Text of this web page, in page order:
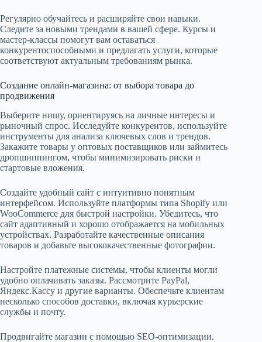
Регулярно обучайтесь и расширяйте свои навыки.
Следите за новыми трендами в вашей сфере. Курсы и
мастер-классы помогут вам оставаться
конкурентоспособными и предлагать услуги, которые
соответствуют актуальным требованиям рынка.
Создание онлайн-магазина: от выбора товара до
продвижения
Выберите нишу, ориентируясь на личные интересы и
рыночный спрос. Исследуйте конкурентов, используйте
инструменты для анализа ключевых слов и трендов.
Закажите товары у оптовых поставщиков или займитесь
дропшиппингом, чтобы минимизировать риски и
стартовые вложения.
Создайте удобный сайт с интуитивно понятным
интерфейсом. Используйте платформы типа Shopify или
WooCommerce для быстрой настройки. Убедитесь, что
сайт адаптивный и хорошо отображается на мобильных
устройствах. Разработайте качественные описания
товаров и добавьте высококачественные фотографии.
Настройте платежные системы, чтобы клиенты могли
удобно оплачивать заказы. Рассмотрите PayPal,
Яндекс.Кассу и другие варианты. Обеспечьте клиентам
несколько способов доставки, включая курьерские
службы и почту.
Продвигайте магазин с помощью SEO-оптимизации.